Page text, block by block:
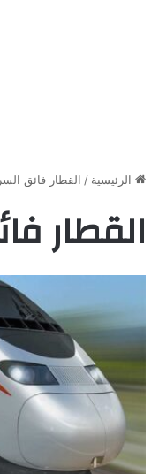
الرئيسية / القطار فائق
القطار